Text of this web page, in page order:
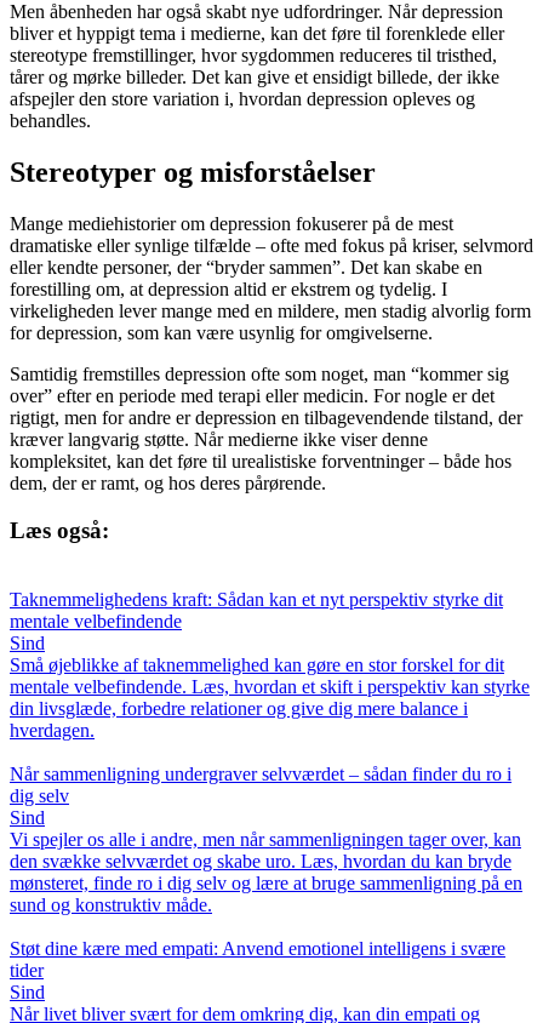
Men åbenheden har også skabt nye udfordringer. Når depression
bliver et hyppigt tema i medierne, kan det føre til forenklede eller
stereotype fremstillinger, hvor sygdommen reduceres til tristhed,
tårer og mørke billeder. Det kan give et ensidigt billede, der ikke
afspejler den store variation i, hvordan depression opleves og
behandles.
Stereotyper og misforståelser
Mange mediehistorier om depression fokuserer på de mest
dramatiske eller synlige tilfælde – ofte med fokus på kriser, selvmord
eller kendte personer, der “bryder sammen”. Det kan skabe en
forestilling om, at depression altid er ekstrem og tydelig. I
virkeligheden lever mange med en mildere, men stadig alvorlig form
for depression, som kan være usynlig for omgivelserne.
Samtidig fremstilles depression ofte som noget, man “kommer sig
over” efter en periode med terapi eller medicin. For nogle er det
rigtigt, men for andre er depression en tilbagevendende tilstand, der
kræver langvarig støtte. Når medierne ikke viser denne
kompleksitet, kan det føre til urealistiske forventninger – både hos
dem, der er ramt, og hos deres pårørende.
Læs også:
Taknemmelighedens kraft: Sådan kan et nyt perspektiv styrke dit
mentale velbefindende
Sind
Små øjeblikke af taknemmelighed kan gøre en stor forskel for dit
mentale velbefindende. Læs, hvordan et skift i perspektiv kan styrke
din livsglæde, forbedre relationer og give dig mere balance i
hverdagen.
Når sammenligning undergraver selvværdet – sådan finder du ro i
dig selv
Sind
Vi spejler os alle i andre, men når sammenligningen tager over, kan
den svække selvværdet og skabe uro. Læs, hvordan du kan bryde
mønsteret, finde ro i dig selv og lære at bruge sammenligning på en
sund og konstruktiv måde.
Støt dine kære med empati: Anvend emotionel intelligens i svære
tider
Sind
Når livet bliver svært for dem omkring dig, kan din empati og